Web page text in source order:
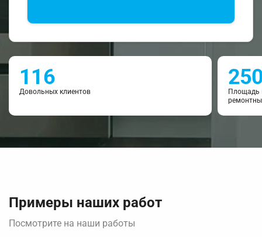
116
Довольных клиентов
Площадь
Примеры наших работ
Посмотрите на наши работы